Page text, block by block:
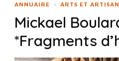
ANNUAIRE ARTS ET
Mickael
*Fragments